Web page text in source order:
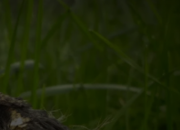
strony